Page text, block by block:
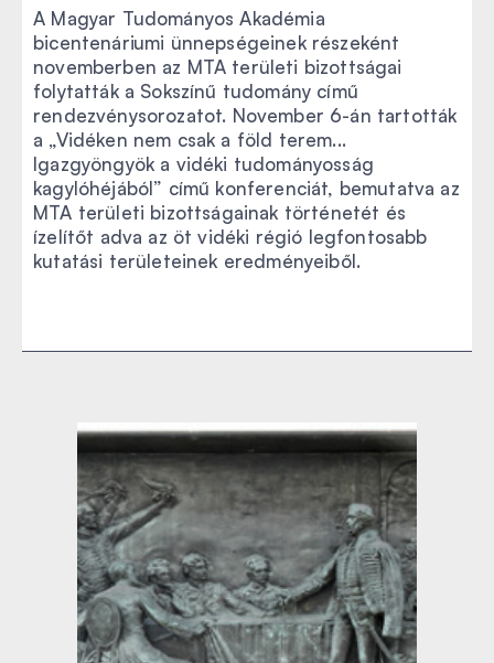
A Magyar Tudományos Akadémia
bicentenáriumi ünnepségeinek részeként
novemberben az MTA területi bizottságai
folytatták a Sokszínű tudomány című
rendezvénysorozatot. November 6-án tartották
a „Vidéken nem csak a föld terem...
Igazgyöngyök a vidéki tudományosság
kagylóhéjából” című konferenciát, bemutatva az
MTA területi bizottságainak történetét és
ízelítőt adva az öt vidéki régió legfontosabb
kutatási területeinek eredményeiből.